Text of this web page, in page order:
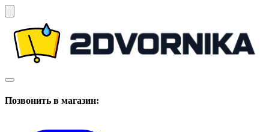
Позвонить в магазин: